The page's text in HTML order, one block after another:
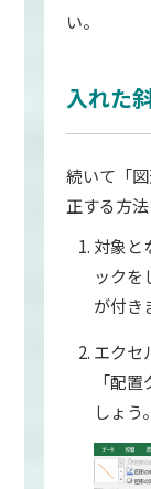
い。
入れた
続いて「
正する方法
対象と
ックを
が付き
エクセ
「配
しょう。